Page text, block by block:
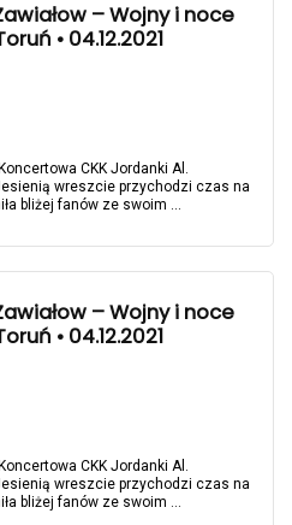
– Wojny i noce
• 04.12.2021
CKK Jordanki Al.
wreszcie przychodzi czas na
bliżej fanów ze swoim ...
– Wojny i noce
• 04.12.2021
CKK Jordanki Al.
wreszcie przychodzi czas na
bliżej fanów ze swoim ...